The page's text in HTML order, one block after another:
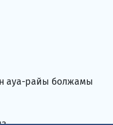
ауа-райы болжамы